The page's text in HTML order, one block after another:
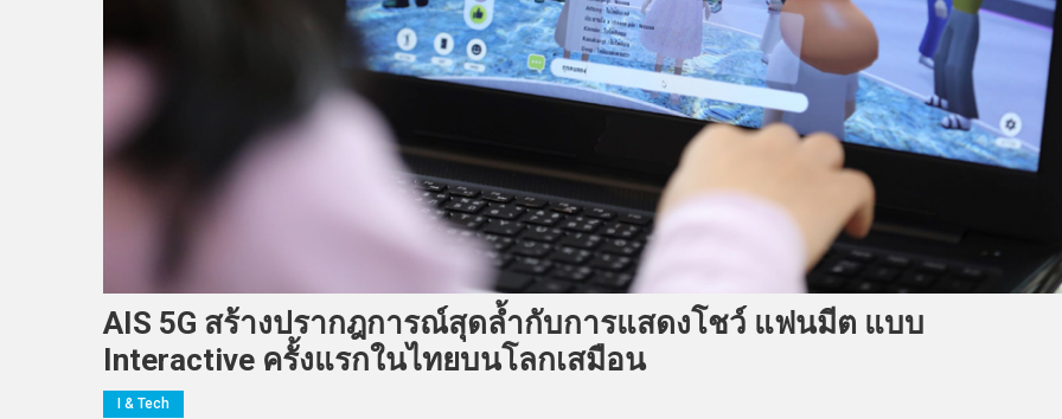
AIS 5G สร้างปรากฎการณ์สุดล้ำกับการแสดงโชว์ แฟนมีต แบบ
Interactive ครั้งแรกในไทยบนโลกเสมือน
I & Tech